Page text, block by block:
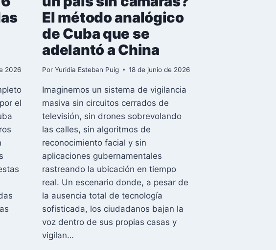
2026
el
El método analógico
de Cuba que se
adelantó a China
Por Yuridia Esteban Puig 18 de junio de 2026
Imaginemos un sistema de vigilancia
masiva sin circuitos cerrados de
televisión, sin drones sobrevolando
las calles, sin algoritmos de
reconocimiento facial y sin
aplicaciones gubernamentales
rastreando la ubicación en tiempo
real. Un escenario donde, a pesar de
la ausencia total de tecnología
sofisticada, los ciudadanos bajan la
voz dentro de sus propias casas y
vigilan…